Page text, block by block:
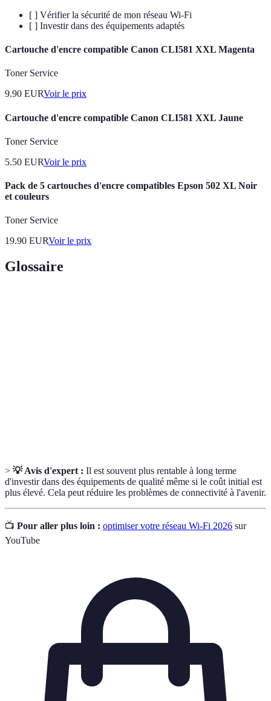
[ ] Vérifier la sécurité de mon réseau Wi-Fi
[ ] Investir dans des équipements adaptés
Cartouche d'encre compatible Canon CLI581 XXL Magenta
Toner Service
9.90 EURVoir le prix
Cartouche d'encre compatible Canon CLI581 XXL Jaune
Toner Service
5.50 EURVoir le prix
Pack de 5 cartouches d'encre compatibles Epson 502 XL Noir
et couleurs
Toner Service
19.90 EURVoir le prix
Glossaire
> 💡 Avis d'expert : Il est souvent plus rentable à long terme
d'investir dans des équipements de qualité même si le coût initial est
plus élevé. Cela peut réduire les problèmes de connectivité à l'avenir.
📺 Pour aller plus loin : optimiser votre réseau Wi-Fi 2026 sur
YouTube